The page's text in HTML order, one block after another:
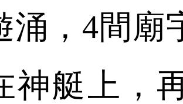
涌，4間廟
神艇上，